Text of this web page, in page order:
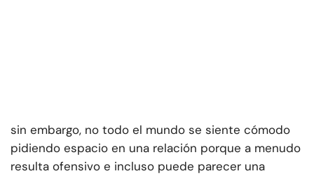
sin embargo, no todo el mundo se siente cómodo
pidiendo espacio en una relación porque a menudo
resulta ofensivo e incluso puede parecer una